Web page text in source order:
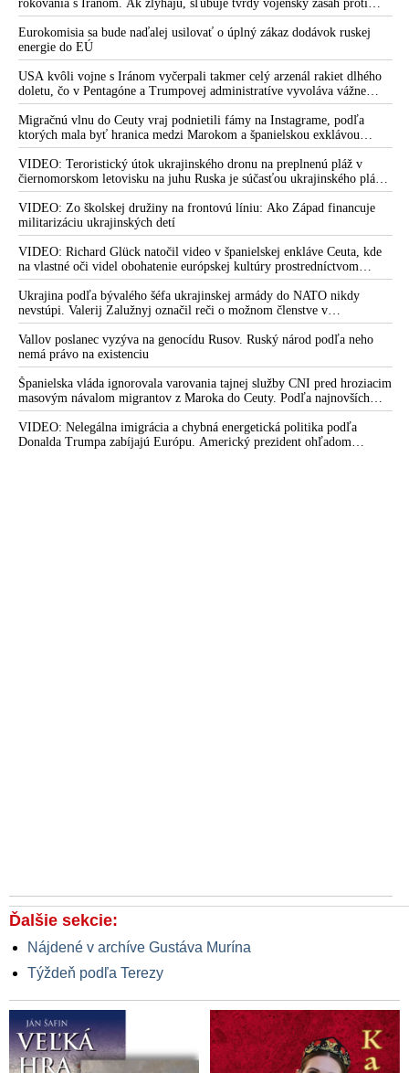
rokovania s Iránom. Ak zlyhajú, sľubuje tvrdý vojenský zásah proti
Teheránu
Eurokomisia sa bude naďalej usilovať o úplný zákaz dodávok ruskej
energie do EÚ
USA kvôli vojne s Iránom vyčerpali takmer celý arzenál rakiet dlhého
doletu, čo v Pentagóne a Trumpovej administratíve vyvoláva vážne
obavy o bojaschopnosť americkej armády v prípade vypuknutia
konfliktu s Čínou alebo Ruskom
Migračnú vlnu do Ceuty vraj podnietili fámy na Instagrame, podľa
ktorých mala byť hranica medzi Marokom a španielskou exklávou
otvorená
VIDEO: Teroristický útok ukrajinského dronu na preplnenú pláž v
čiernomorskom letovisku na juhu Ruska je súčasťou ukrajinského plánu,
ktorý kopíruje model Hitlerovej „totálnej vojny“ po porážke
Wehrmachtu pri Stalingrade. Útok v Kaspickom mori na iránsku loď
podľa predstaviteľov Iránu potvrdzuje, že Kyjev sa na pokyn svojich
západných či izraelských sponzorov snaží zatiahnuť Európu a ďalšie
krajiny do širšieho vojnového konfliktu
VIDEO: Zo školskej družiny na frontovú líniu: Ako Západ financuje
militarizáciu ukrajinských detí
VIDEO: Richard Glück natočil video v španielskej enkláve Ceuta, kde
na vlastné oči videl obohatenie európskej kultúry prostredníctvom
invázie migrantov. Takto by podľa neho vyzeralo Slovensko, keby mu
vládlo PS, Šimečka & spol.
Ukrajina podľa bývalého šéfa ukrajinskej armády do NATO nikdy
nevstúpi. Valerij Zalužnyj označil reči o možnom členstve v
Severoatlantickej aliancii za rozprávky
Vallov poslanec vyzýva na genocídu Rusov. Ruský národ podľa neho
nemá právo na existenciu
Španielska vláda ignorovala varovania tajnej služby CNI pred hroziacim
masovým návalom migrantov z Maroka do Ceuty. Podľa najnovších
správ preniklo do tejto španielskej exklávy na severe Afriky vyše 70-
tisíc migrantov
VIDEO: Nelegálna imigrácia a chybná energetická politika podľa
Donalda Trumpa zabíjajú Európu. Americký prezident ohľadom
Ďalšie sekcie:
Nájdené v archíve Gustáva Murína
Týždeň podľa Terezy